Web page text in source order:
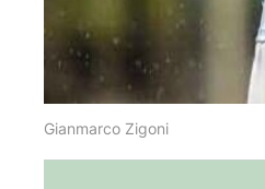
Gianmarco Zigoni